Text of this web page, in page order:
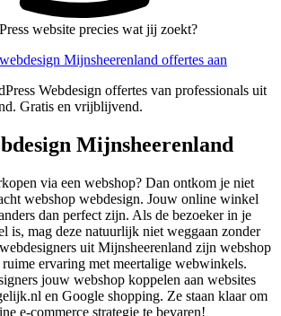
website precies wat jij zoekt?
Mijnsheerenland offertes aan
Webdesign offertes van professionals uit
Gratis en vrijblijvend.
Mijnsheerenland
via een webshop? Dan ontkom je niet
webshop webdesign. Jouw online winkel
dan perfect zijn. Als de bezoeker in je
is, mag deze natuurlijk niet weggaan zonder
uit Mijnsheerenland zijn webshop
ruime ervaring met meertalige webwinkels.
jouw webshop koppelen aan websites
en Google shopping. Ze staan klaar om
e-commerce strategie te bevaren!